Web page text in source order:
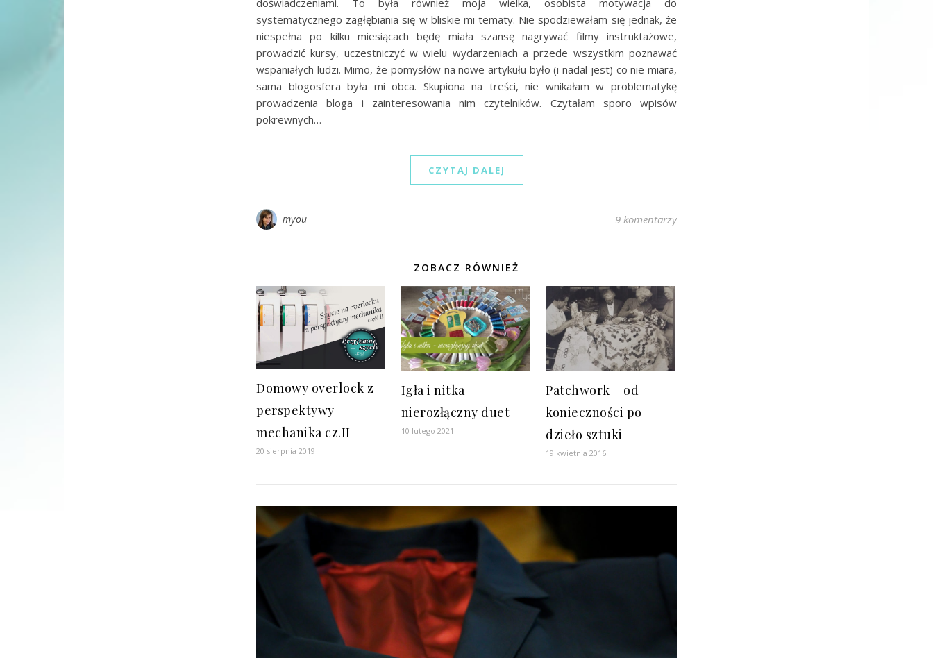
doświadczeniami. To była również moja wielka, osobista motywacja do
systematycznego zagłębiania się w bliskie mi tematy. Nie spodziewałam się jednak, że
niespełna po kilku miesiącach będę miała szansę nagrywać filmy instruktażowe,
prowadzić kursy, uczestniczyć w wielu wydarzeniach a przede wszystkim poznawać
wspaniałych ludzi. Mimo, że pomysłów na nowe artykułu było (i nadal jest) co nie miara,
sama blogosfera była mi obca. Skupiona na treści, nie wnikałam w problematykę
prowadzenia bloga i zainteresowania nim czytelników. Czytałam sporo wpisów
pokrewnych…
CZYTAJ DALEJ
myou 9 komentarzy
ZOBACZ RÓWNIEŻ
Domowy overlock z
perspektywy
mechanika cz.II
20 sierpnia 2019
Igła i nitka –
nierozłączny duet
10 lutego 2021
Patchwork – od
konieczności po
dzieło sztuki
19 kwietnia 2016